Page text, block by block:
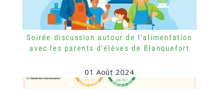
Soirée discussion autour de l'alimentation
avec les parents d'élèves de Blanquefort
01 Août 2024